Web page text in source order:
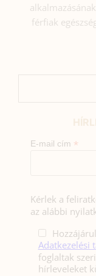
férfiak
E-mail cím *
Kérlek a
az alábbi
Adatkezelési
foglaltak